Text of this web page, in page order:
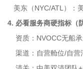
美东（NYC/ATL）：
4. 必看服务商硬指标（
资质：NVOCC无船承
渠道：自营舱位/自营